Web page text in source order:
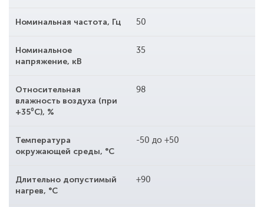
Номинальная частота, Гц 50
Номинальное
напряжение, кВ
35
Относительная
влажность воздуха (при
+35⁰С), %
98
Температура
окружающей среды, °С
-50 до +50
Длительно допустимый
нагрев, °С
+90